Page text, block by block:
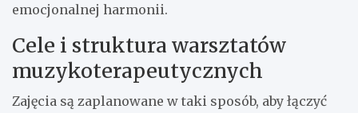
emocjonalnej harmonii.
Cele i struktura warsztatów
muzykoterapeutycznych
Zajęcia są zaplanowane w taki sposób, aby łączyć